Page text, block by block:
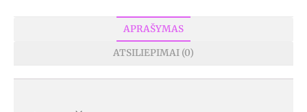
APRAŠYMAS
ATSILIEPIMAI (0)